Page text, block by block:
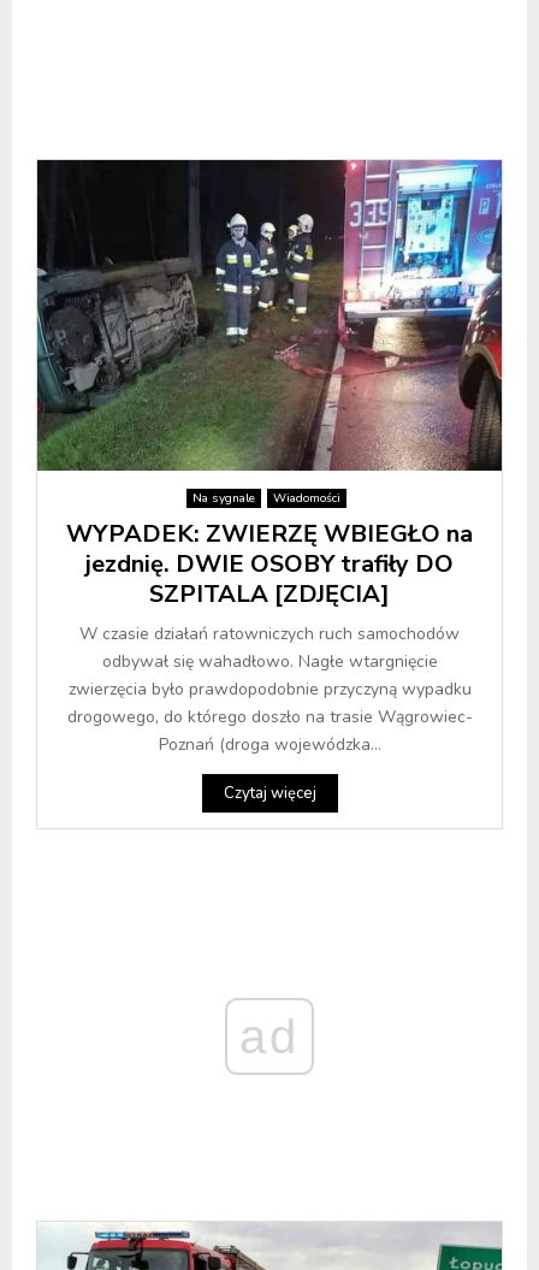
Na sygnale Wiadomości
WYPADEK: ZWIERZĘ WBIEGŁO na
jezdnię. DWIE OSOBY trafiły DO
SZPITALA [ZDJĘCIA]
W czasie działań ratowniczych ruch samochodów
odbywał się wahadłowo. Nagłe wtargnięcie
zwierzęcia było prawdopodobnie przyczyną wypadku
drogowego, do którego doszło na trasie Wągrowiec-
Poznań (droga wojewódzka...
Czytaj więcej
ad